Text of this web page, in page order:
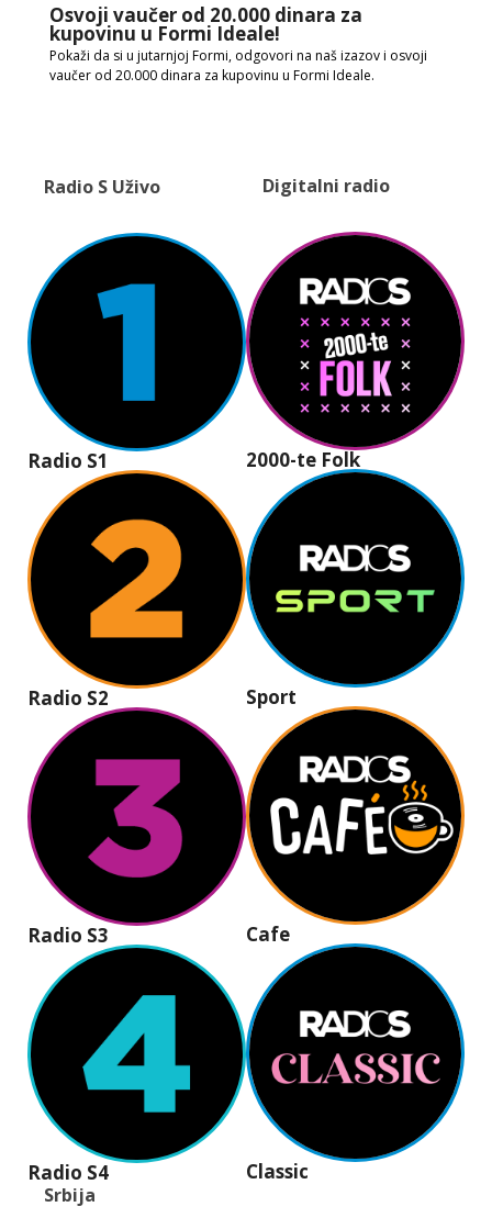
Osvoji vaučer od 20.000 dinara za
kupovinu u Formi Ideale!
Pokaži da si u jutarnjoj Formi, odgovori na naš izazov i osvoji
vaučer od 20.000 dinara za kupovinu u Formi Ideale.
Radio S Uživo
Radio S1
Radio S2
Radio S3
Radio S4
Digitalni radio
2000-te Folk
Sport
Cafe
Classic
Srbija